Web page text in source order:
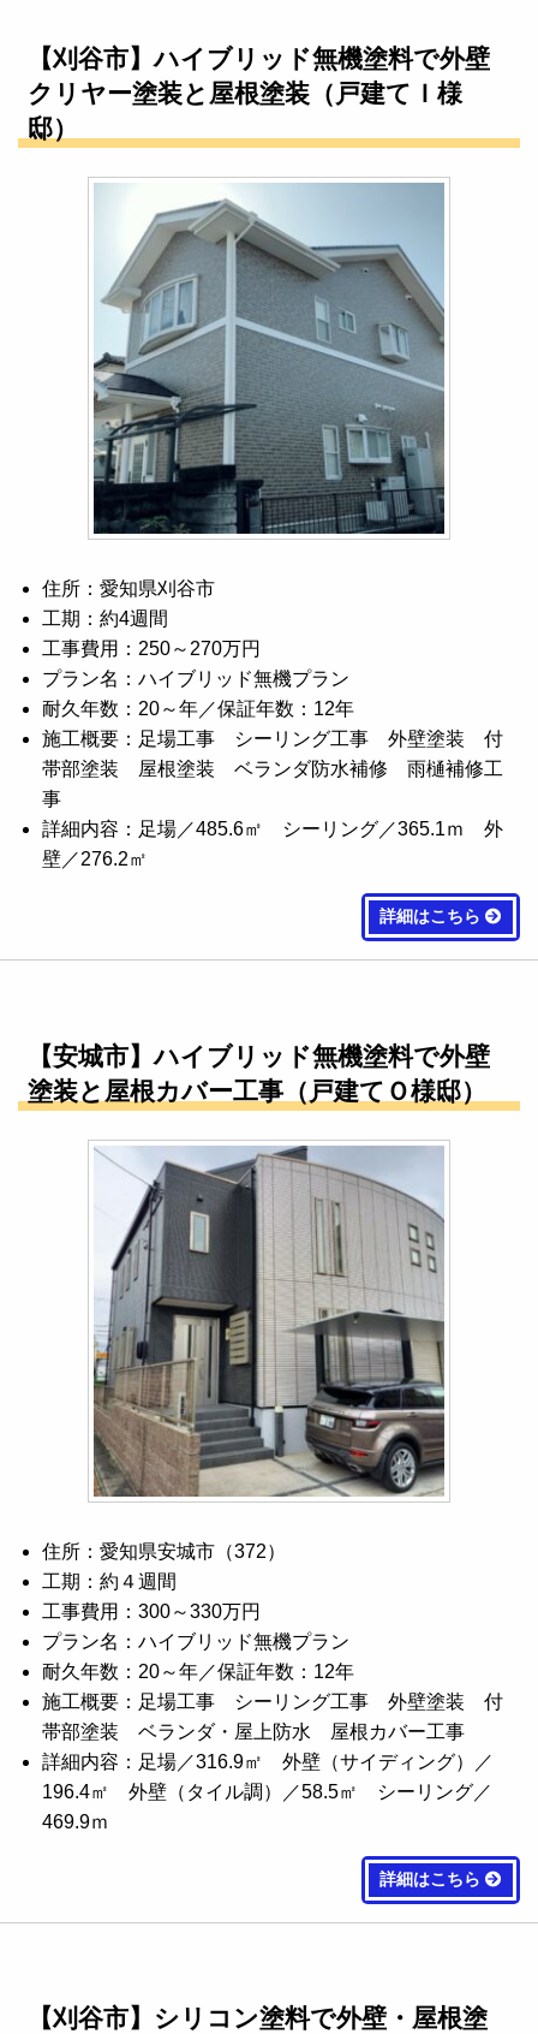
【刈谷市】ハイブリッド無機塗料で外壁
クリヤー塗装と屋根塗装（戸建てＩ様
邸）
住所：愛知県刈谷市
工期：約4週間
工事費用：250～270万円
プラン名：ハイブリッド無機プラン
耐久年数：20～年／保証年数：12年
施工概要：足場工事 シーリング工事 外壁塗装 付
帯部塗装 屋根塗装 ベランダ防水補修 雨樋補修工
事
詳細内容：足場／485.6㎡ シーリング／365.1ｍ 外
壁／276.2㎡
詳細はこちら
【安城市】ハイブリッド無機塗料で外壁
塗装と屋根カバー工事（戸建てＯ様邸）
住所：愛知県安城市（372）
工期：約４週間
工事費用：300～330万円
プラン名：ハイブリッド無機プラン
耐久年数：20～年／保証年数：12年
施工概要：足場工事 シーリング工事 外壁塗装 付
帯部塗装 ベランダ・屋上防水 屋根カバー工事
詳細内容：足場／316.9㎡ 外壁（サイディング）／
196.4㎡ 外壁（タイル調）／58.5㎡ シーリング／
469.9ｍ
詳細はこちら
【刈谷市】シリコン塗料で外壁・屋根塗